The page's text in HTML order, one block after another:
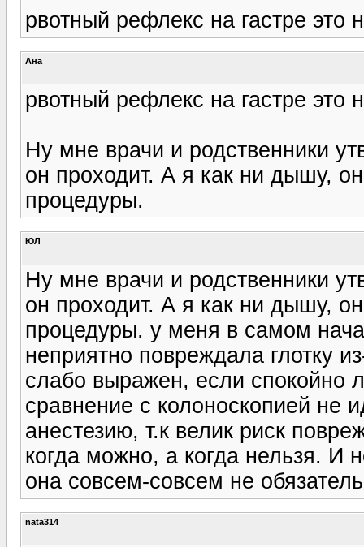
рвотный рефлекс на гастре это
Ана
рвотный рефлекс на гастре это
Ну мне врачи и родственники
он проходит. А я как ни дышу,
процедуры.
ЮЛ
Ну мне врачи и родственники
он проходит. А я как ни дышу,
процедуры. у меня в самом
неприятно повреждала глотку
слабо выражен, если спокойно
сравнение с колоноскопией не
анестезию, т.к велик риск
когда можно, а когда нельзя. И
она совсем-совсем не
nata314